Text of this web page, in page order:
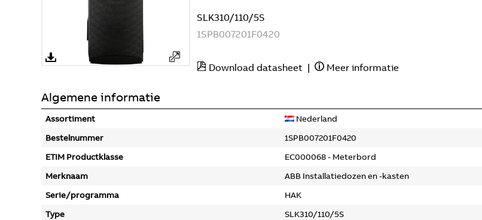
SLK310/110/5S
1SPB007201F0420
Download datasheet | Meer informatie
Algemene informatie
Assortiment
Nederland
Bestelnummer
1SPB007201F0420
ETIM Productklasse
EC000068 - Meterbord
Merknaam
ABB Installatiedozen en -kasten
Serie/programma
HAK
Type
SLK310/110/5S